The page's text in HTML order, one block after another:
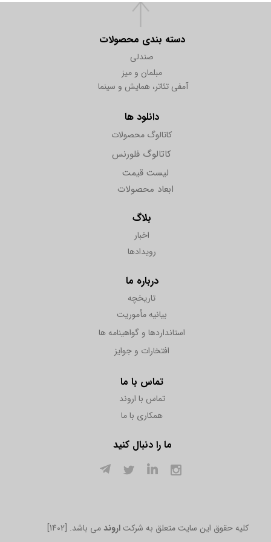
دسته بندی محصولات
صندلی
مبلمان و میز
آمفی تئاتر، همایش و سینما
دانلود ها
کاتالوگ محصولات
کاتالوگ فلورنس
بلاگ
اخبار
رویدادها
درباره ما
تاریخچه
بیانیه مأموریت
استانداردها و گواهینامه ها
افتخارات و جوایز
تماس با ما
تماس با اروند
همکاری با ما
ما را دنبال کنید
ابعاد محصولات
لیست قیمت
[1402] .کلیه حقوق این سایت متعلق به شرکت اروندمی باشد